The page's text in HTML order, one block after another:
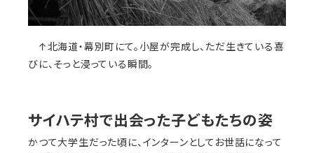
↑北海道・幕別町にて。小屋が完成し、ただ生きている喜
びに、そっと浸っている瞬間。
サイハテ村で出会った子どもたちの姿
かつて大学生だった頃に、インターンとしてお世話になって